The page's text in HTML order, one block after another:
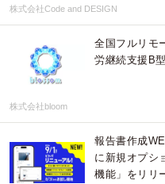
株式会社Code and DESIGN
全国フルリモ
労継続支援B
株式会社bloom
報告書作成
に新規オプシ
機能」をリリ